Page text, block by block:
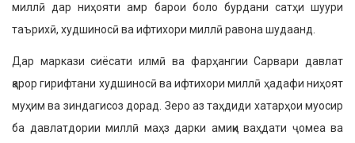
миллӣ дар ниҳояти амр барои боло бурдани сатҳи шуури
таърихӣ, худшиносӣ ва ифтихори миллӣ равона шудаанд.
Дар маркази сиёсати илмӣ ва фарҳан­гии Сарвари давлат
қарор гирифтани худшиносӣ ва ифтихори миллӣ ҳадафи ниҳоят
муҳим ва зиндагисоз дорад. Зеро аз таҳдиди хатарҳои муосир
ба давлат­дории миллӣ маҳз дарки амиқи ваҳдати ҷомеа ва